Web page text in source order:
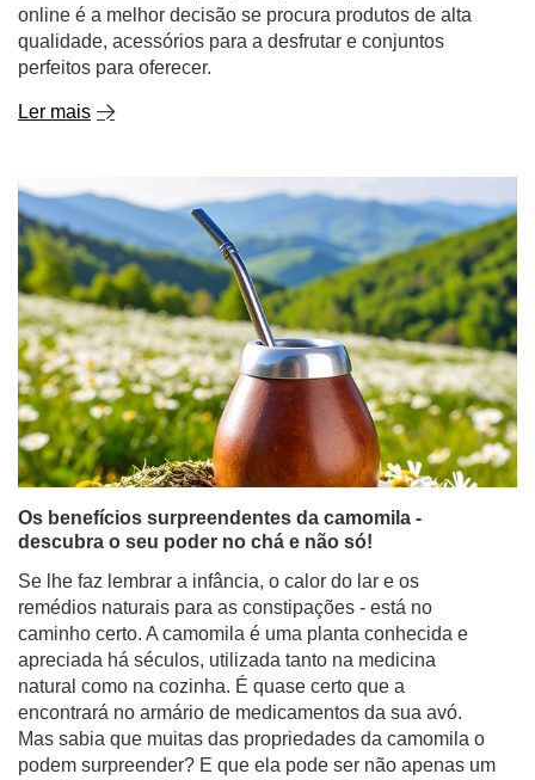
online é a melhor decisão se procura produtos de alta
qualidade, acessórios para a desfrutar e conjuntos
perfeitos para oferecer.
Ler mais
Os benefícios surpreendentes da camomila -
descubra o seu poder no chá e não só!
Se lhe faz lembrar a infância, o calor do lar e os
remédios naturais para as constipações - está no
caminho certo. A camomila é uma planta conhecida e
apreciada há séculos, utilizada tanto na medicina
natural como na cozinha. É quase certo que a
encontrará no armário de medicamentos da sua avó.
Mas sabia que muitas das propriedades da camomila o
podem surpreender? E que ela pode ser não apenas um